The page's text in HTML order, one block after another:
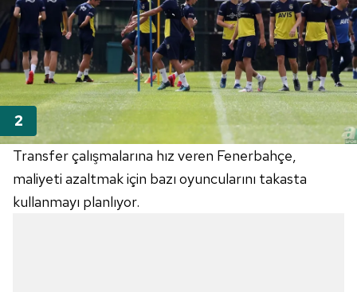
Transfer çalışmalarına hız veren Fenerbahçe,
maliyeti azaltmak için bazı oyuncularını takasta
kullanmayı planlıyor.